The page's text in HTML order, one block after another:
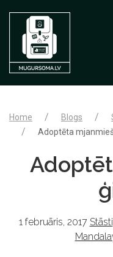
Home Blogs
Adoptēta
1 februāris, 2017 Stāsti